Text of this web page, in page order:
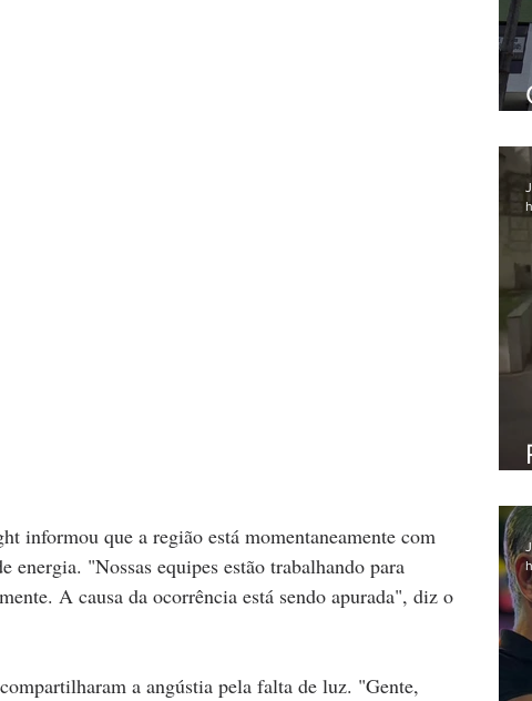
informou que a região está momentaneamente com
energia. "Nossas equipes estão trabalhando para
A causa da ocorrência está sendo apurada", diz o
a angústia pela falta de luz. "Gente,